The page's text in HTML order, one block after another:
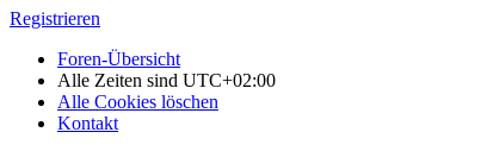
Registrieren
Foren-Übersicht
Alle Zeiten sind UTC+02:00
Alle Cookies löschen
Kontakt